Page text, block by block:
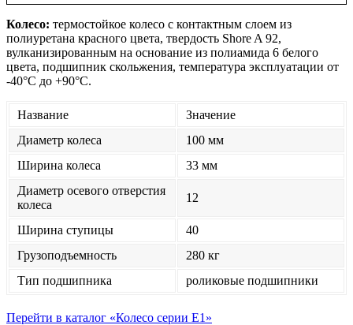
Колесо: термостойкое колесо с контактным слоем из
полиуретана красного цвета, твердость Shore A 92,
вулканизированным на основание из полиамида 6 белого
цвета, подшипник скольжения, температура эксплуатации от
-40°С до +90°С.
Название
Значение
Диаметр колеса
100 мм
Ширина колеса
33 мм
Диаметр осевого отверстия
колеса
12
Ширина ступицы
40
Грузоподъемность
280 кг
Тип подшипника
роликовые подшипники
Перейти в каталог «Колесо серии Е1»